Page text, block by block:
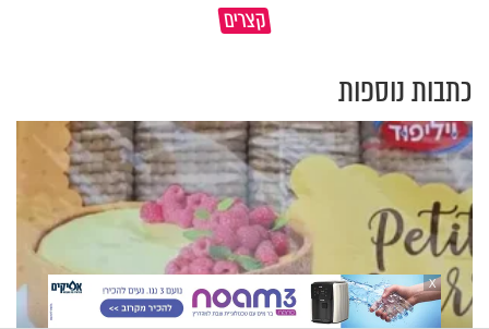
קצרים
תשתמש באהבה של השם לטובתך
כתבות נוספות
X